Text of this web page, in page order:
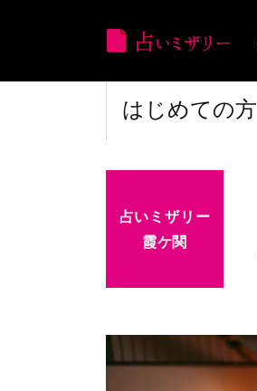
はじめての方
占いミザリー
霞ケ関